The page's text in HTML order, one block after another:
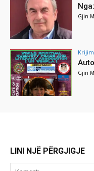
Gjin
Gjin
LINI NJË PËRGJIGJE